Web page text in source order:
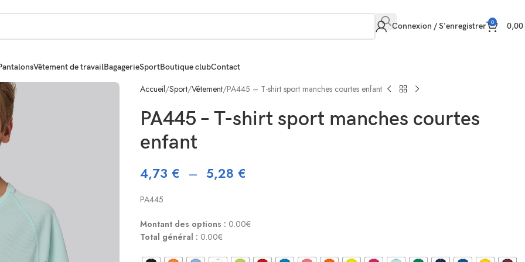
Connexion / S'enregistrer 0 0,00
Vêtement de travailBagagerieSportBoutique clubContact
Accueil Sport Vêtement PA445 – T-shirt sport manches courtes enfant
PA445 – T-shirt sport manches courtes
enfant
4,73 € – 5,28 €
PA445
Montant des options : 0.00€
Total général : 0.00€